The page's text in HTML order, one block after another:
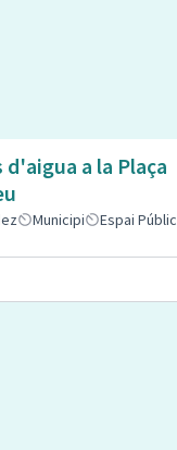
d'aigua a la Plaça
Municipi Espai Públic